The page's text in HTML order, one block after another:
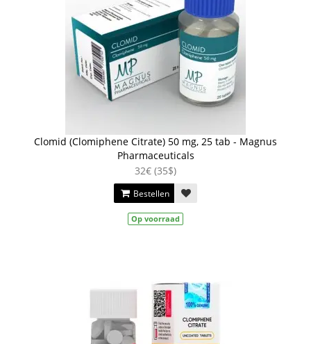
Clomid (Clomiphene Citrate) 50 mg, 25 tab - Magnus
Pharmaceuticals
32€ (35$)
Bestellen
Op voorraad